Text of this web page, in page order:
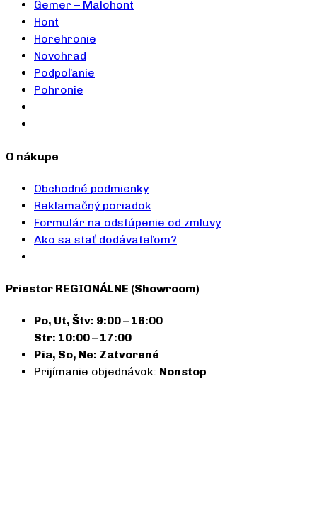
Gemer – Malohont
Hont
Horehronie
Novohrad
Podpoľanie
Pohronie
O nákupe
Obchodné podmienky
Reklamačný poriadok
Formulár na odstúpenie od zmluvy
Ako sa stať dodávateľom?
Priestor REGIONÁLNE (Showroom)
Po, Ut, Štv: 9:00 – 16:00
Str: 10:00 – 17:00
Pia, So, Ne: Zatvorené
Prijímanie objednávok: Nonstop